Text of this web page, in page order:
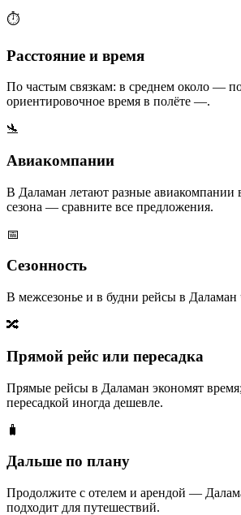
⏱️
Расстояние и время
По частым связкам: в среднем около —
ориентировочное время в полёте —.
🛬
Авиакомпании
В Даламан летают разные авиакомпании
сезона — сравните все предложения.
📅
Сезонность
В межсезонье и в будни рейсы в Даламан
🔀
Прямой рейс или пересадка
Прямые рейсы в Даламан экономят
пересадкой иногда дешевле.
🧳
Дальше по плану
Продолжите с отелем и арендой —
подходит для путешествий.